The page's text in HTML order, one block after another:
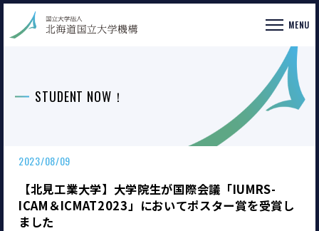
MENU
STUDENT NOW！
2023/08/09
【北見工業大学】大学院生が国際会議「IUMRS-
ICAM＆ICMAT2023」においてポスター賞を受賞し
ました